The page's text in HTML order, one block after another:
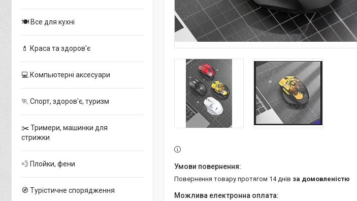
повернення товару протягом 14 днів за домовленістю
🍽 Все для кухні
💄 Краса та здоров'є
💻 Компьютерні аксесуари
🏃 Спорт, здоров'є, туризм
✂️ Тримери, машинки для
стрижки
💨 Плойки, фени
🧭 Турістичне спорядження